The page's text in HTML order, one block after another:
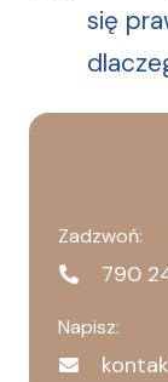
się
Zadzwoń:
790
Napisz: